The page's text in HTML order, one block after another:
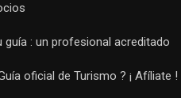
guía : un profesional acreditado
oficial de Turismo ? ¡ Afíliate !